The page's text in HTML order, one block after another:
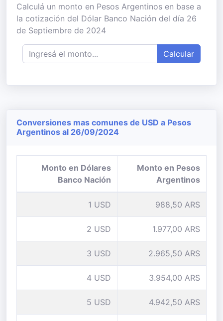
Calculá un monto en Pesos Argentinos en base a
la cotización del Dólar Banco Nación del día 26
de Septiembre de 2024
Calcular
Conversiones mas comunes de USD a Pesos
Argentinos al 26/09/2024
Monto en Dólares
Banco Nación
Monto en Pesos
Argentinos
1 USD 988,50 ARS
2 USD 1.977,00 ARS
3 USD 2.965,50 ARS
4 USD 3.954,00 ARS
5 USD 4.942,50 ARS